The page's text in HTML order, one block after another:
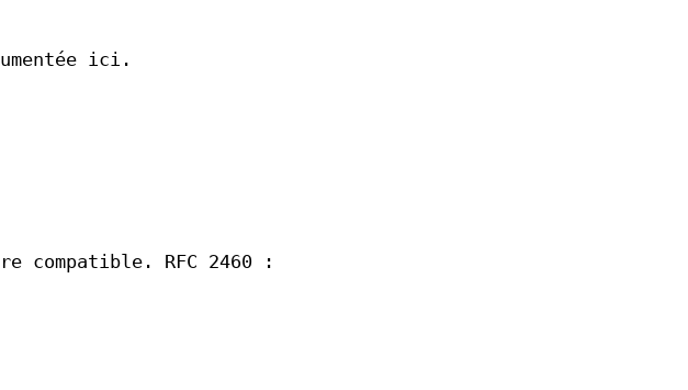
ici.
compatible. RFC 2460 :